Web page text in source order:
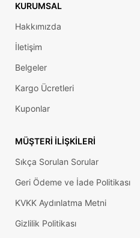
KURUMSAL
Hakkımızda
İletişim
Belgeler
Kargo Ücretleri
Kuponlar
MÜŞTERI İLIŞKILERI
Sıkça Sorulan Sorular
Geri Ödeme ve İade Politikası
KVKK Aydınlatma Metni
Gizlilik Politikası